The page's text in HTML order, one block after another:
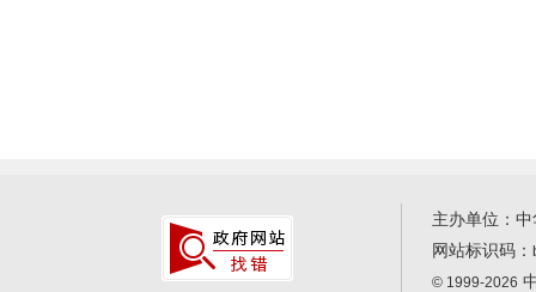
主办单位：
网站标识码：
© 1999-2026